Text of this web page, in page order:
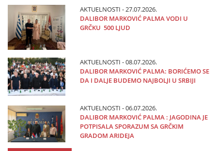
AKTUELNOSTI - 27.07.2026.
DALIBOR MARKOVIĆ PALMA VODI U
GRČKU 500 LJUD
AKTUELNOSTI - 08.07.2026.
DALIBOR MARKOVIĆ PALMA: BORIĆEMO SE
DA I DALJE BUDEMO NAJBOLJI U SRBIJI
AKTUELNOSTI - 06.07.2026.
DALIBOR MARKOVIĆ PALMA : JAGODINA JE
POTPISALA SPORAZUM SA GRČKIM
GRADOM ARIDEJA